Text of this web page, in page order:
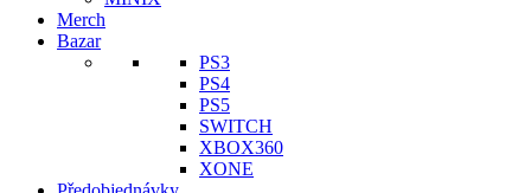
Merch
Bazar
PS3
PS4
PS5
SWITCH
XBOX360
XONE